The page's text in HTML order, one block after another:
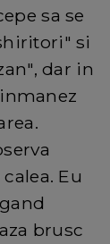
sa se
si
dar in
Eu
brusc